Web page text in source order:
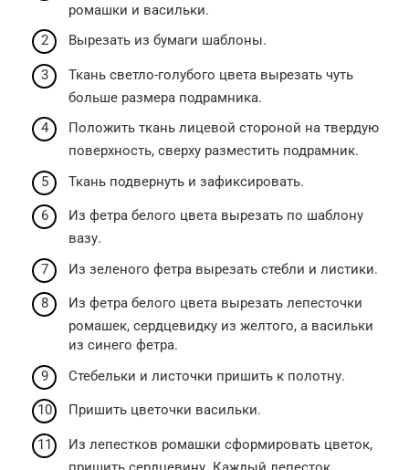
ромашки и васильки.
Вырезать из бумаги шаблоны.
Ткань светло-голубого цвета вырезать чуть
больше размера подрамника.
Положить ткань лицевой стороной на твердую
поверхность, сверху разместить подрамник.
Ткань подвернуть и зафиксировать.
Из фетра белого цвета вырезать по шаблону
вазу.
Из зеленого фетра вырезать стебли и листики.
Из фетра белого цвета вырезать лепесточки
ромашек, сердцевидку из желтого, а васильки
из синего фетра.
Стебельки и листочки пришить к полотну.
Пришить цветочки васильки.
Из лепестков ромашки сформировать цветок,